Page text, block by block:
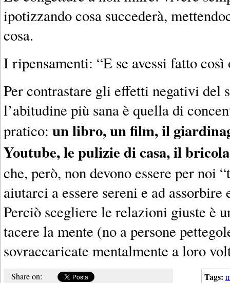
ipotizzando cosa succederà,
cosa.
I ripensamenti: “E se avessi fatto così
Per contrastare gli effetti negativi del
l’abitudine più sana è quella di
pratico: un libro, un film, il
Youtube, le pulizie di casa, il
che, però, non devono essere per noi
aiutarci a essere sereni e ad assorbire
Perciò scegliere le relazioni giuste è
tacere la mente (no a persone
sovraccaricate mentalmente a loro
Tags:
Share on: